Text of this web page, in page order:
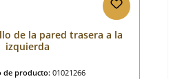
de la pared trasera a la
izquierda
de producto: 01021266